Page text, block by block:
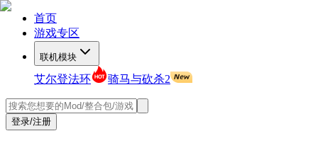
首页
游戏专区
联机模块
艾尔登法环 骑马与砍杀2
登录/注册